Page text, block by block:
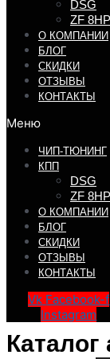
DSG
ZF 8HP
О КОМПАНИИ
БЛОГ
СКИДКИ
ОТЗЫВЫ
КОНТАКТЫ
Меню
ЧИП-ТЮНИНГ
КПП
DSG
ZF 8HP
О КОМПАНИИ
БЛОГ
СКИДКИ
ОТЗЫВЫ
КОНТАКТЫ
Vk Facebook-f
Instagram